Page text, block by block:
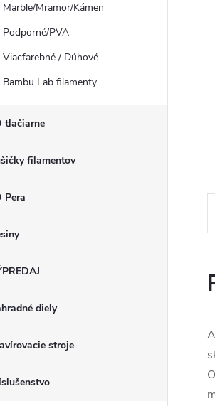
Marble/Mramor/Kámen
Podporné/PVA
Viacfarebné / Dúhové
Bambu Lab filamenty
tlačiarne
filamentov
Pera
diely
stroje